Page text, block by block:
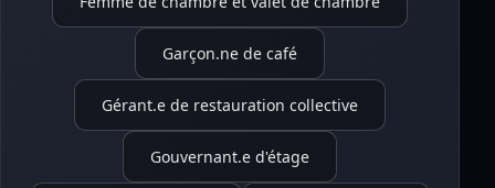
Garçon.ne de café
Gérant.e de restauration collective
Gouvernant.e d'étage